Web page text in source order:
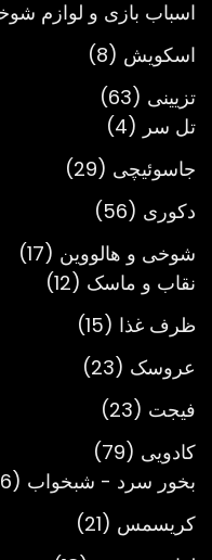
اسباب بازی و لوازم
اسکویش 8
8
تزیینی 63
63
محصول
تل سر 4
4
محصول
جاسوئیچی 29
29
دکوری 56
56
محصول
شوخی و هالووین 17
17
نقاب و ماسک 12
12
ظرف غذا 15
15
محصول
عروسک 23
23
فیجت 23
23
محصول
کادویی 79
79
محصول
بخور سرد - شبخواب
کریسمس 21
21
محصول